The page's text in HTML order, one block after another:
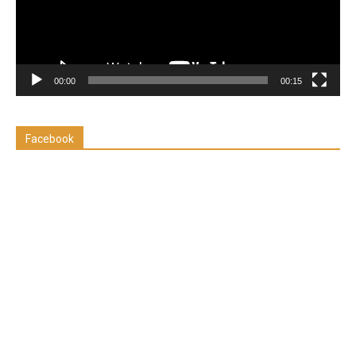
00:00 00:15
Facebook